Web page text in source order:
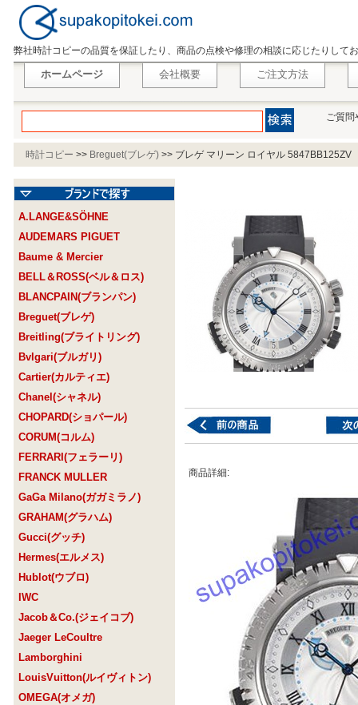
弊社時計コピーの品質を保証したり、商品の点検や修理の相談に応じたりして
ホームページ 会社概要 ご注文方法
ご質問
時計コピー >> Breguet(ブレゲ) >> ブレゲ マリーン ロイヤル 5847BB125ZV
A.LANGE&SÖHNE
AUDEMARS PIGUET
Baume & Mercier
BELL＆ROSS(ベル＆ロス)
BLANCPAIN(ブランパン)
Breguet(ブレゲ)
Breitling(ブライトリング)
Bvlgari(ブルガリ)
Cartier(カルティエ)
Chanel(シャネル)
CHOPARD(ショパール)
CORUM(コルム)
FERRARI(フェラーリ)
FRANCK MULLER
GaGa Milano(ガガミラノ)
GRAHAM(グラハム)
Gucci(グッチ)
Hermes(エルメス)
Hublot(ウブロ)
IWC
Jacob＆Co.(ジェイコブ)
Jaeger LeCoultre
Lamborghini
LouisVuitton(ルイヴィトン)
OMEGA(オメガ)
商品詳細: